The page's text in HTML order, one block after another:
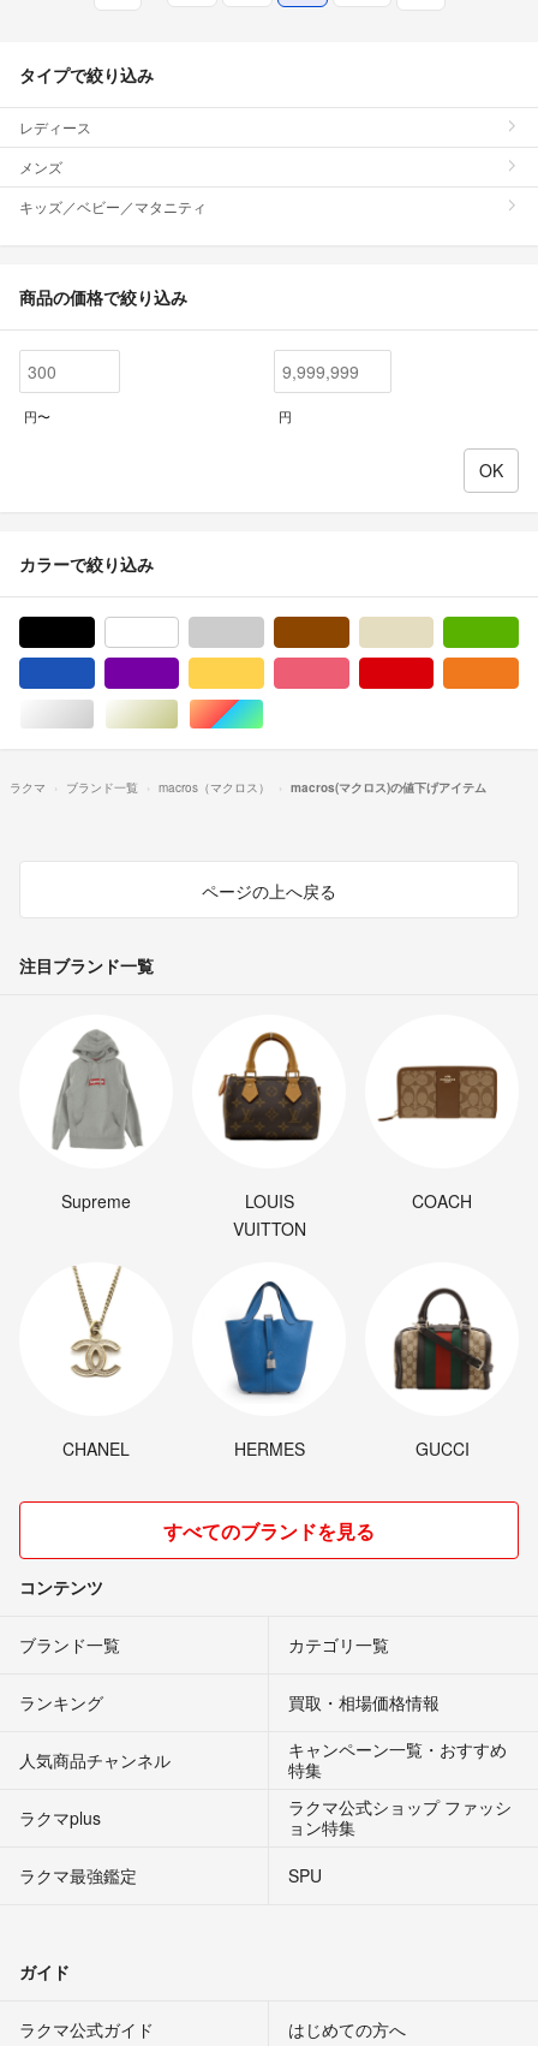
タイプで絞り込み
レディース
メンズ
キッズ／ベビー／マタニティ
商品の価格で絞り込み
円〜 円
カラーで絞り込み
シルバー/銀色系ゴールド/金色系マルチカラー
ラクマ ブランド一覧 macros（マクロス） macros(マクロス)の値下げアイテム
ページの上へ戻る
注目ブランド一覧
Supreme
LOUIS
VUITTON
COACH
CHANEL HERMES GUCCI
すべてのブランドを見る
コンテンツ
ブランド一覧 カテゴリ一覧
ランキング 買取・相場価格情報
人気商品チャンネル
キャンペーン一覧・おすすめ
特集
ラクマplus
ラクマ公式ショップ ファッシ
ョン特集
ラクマ最強鑑定
SPU
ガイド
ラクマ公式ガイド はじめての方へ